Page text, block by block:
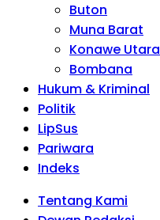
Buton
Muna Barat
Konawe Utara
Bombana
Hukum & Kriminal
Politik
LipSus
Pariwara
Indeks
Tentang Kami